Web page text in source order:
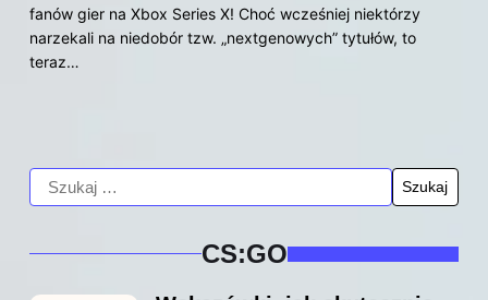
fanów gier na Xbox Series X! Choć wcześniej niektórzy
narzekali na niedobór tzw. „nextgenowych” tytułów, to
teraz…
CS:GO